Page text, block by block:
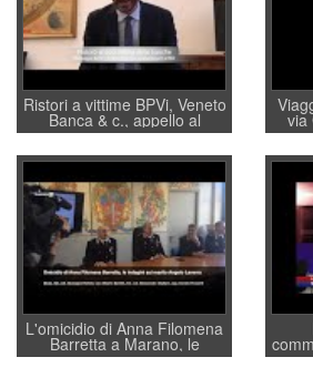
Ristori a vittime BPVi, Veneto
Banca & c., appello al
sottosegretario Alessio
Villarosa: per mettere ordine
convochi con Di Maio CNCU
a supporto della cabina di
regia al Mef
via
L'omicidio di Anna Filomena
Barretta a Marano, le
indagini dei carabinieri di